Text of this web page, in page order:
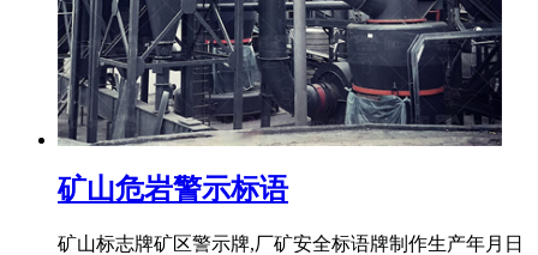
矿山危岩警示标语
矿山标志牌矿区警示牌,厂矿安全标语牌制作生产年月日